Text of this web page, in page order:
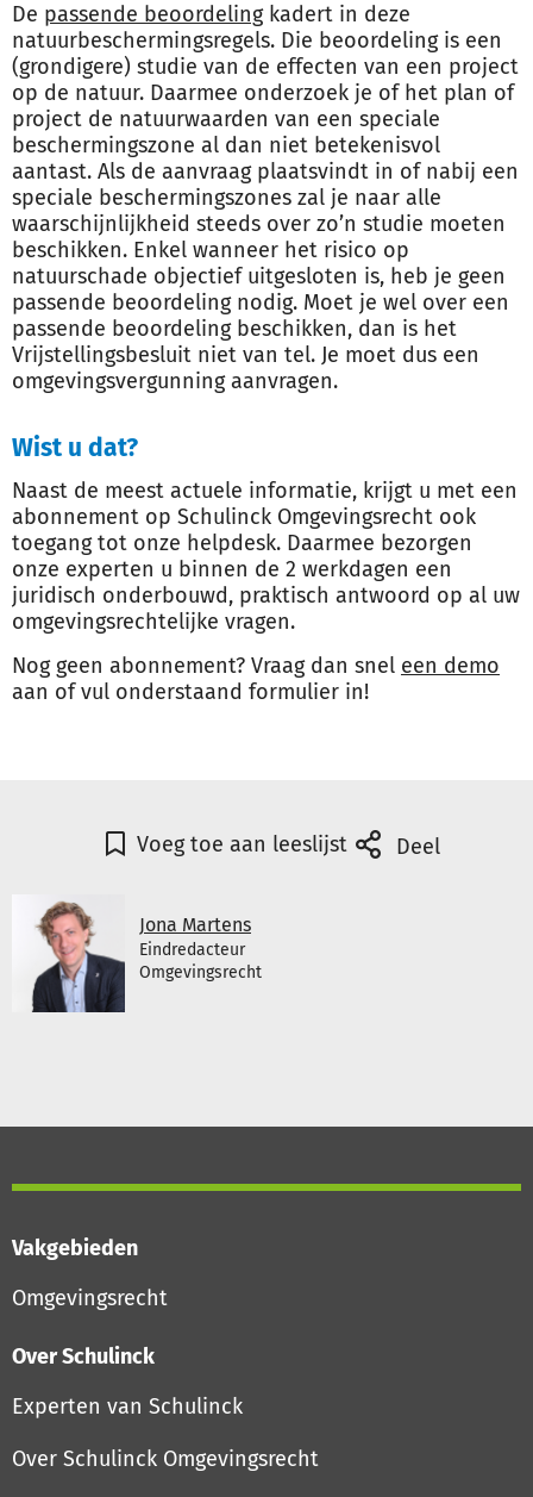
De passende beoordelingkadert in deze
natuurbeschermingsregels. Die beoordeling is een
(grondigere) studie van de effecten van een project
op de natuur. Daarmee onderzoek je of het plan of
project de natuurwaarden van een speciale
beschermingszone al dan niet betekenisvol
aantast. Als de aanvraag plaatsvindt in of nabij een
speciale beschermingszones zal je naar alle
waarschijnlijkheid steeds over zo’n studie moeten
beschikken. Enkel wanneer het risico op
natuurschade objectief uitgesloten is, heb je geen
passende beoordeling nodig. Moet je wel over een
passende beoordeling beschikken, dan is het
Vrijstellingsbesluit niet van tel. Je moet dus een
omgevingsvergunning aanvragen.
Wist u dat?
Naast de meest actuele informatie, krijgt u met een
abonnement op Schulinck Omgevingsrecht ook
toegang tot onze helpdesk. Daarmee bezorgen
onze experten u binnen de 2 werkdagen een
juridisch onderbouwd, praktisch antwoord op al uw
omgevingsrechtelijke vragen.
Nog geen abonnement? Vraag dan snel een demo
aan of vul onderstaand formulier in!
Voeg toe aan leeslijst Deel
Jona Martens
Eindredacteur
Omgevingsrecht
Vakgebieden
Omgevingsrecht
Over Schulinck
Experten van Schulinck
Over Schulinck Omgevingsrecht